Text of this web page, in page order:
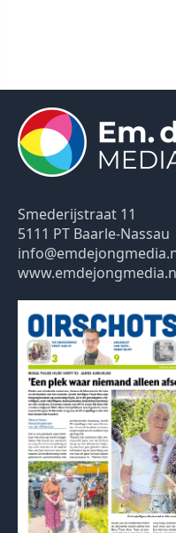
Smederijstraat 11
5111 PT Baarle-Nassau